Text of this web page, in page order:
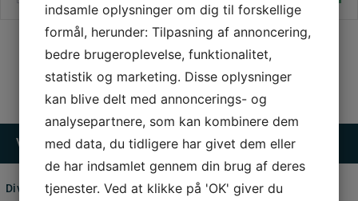
Modkørende
holder
Varekategorier
Diverse
indsamle oplysninger om dig til forskellige
formål, herunder: Tilpasning af annoncering,
bedre brugeroplevelse, funktionalitet,
statistik og marketing. Disse oplysninger
kan blive delt med annoncerings- og
analysepartnere, som kan kombinere dem
med data, du tidligere har givet dem eller
de har indsamlet gennem din brug af deres
tjenester. Ved at klikke på 'OK' giver du